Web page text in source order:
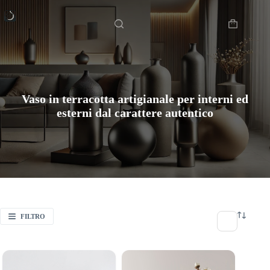
contenuto
Carrello
Home
Vaso in terracotta artigianale per interni ed
esterni dal carattere autentico
FILTRO